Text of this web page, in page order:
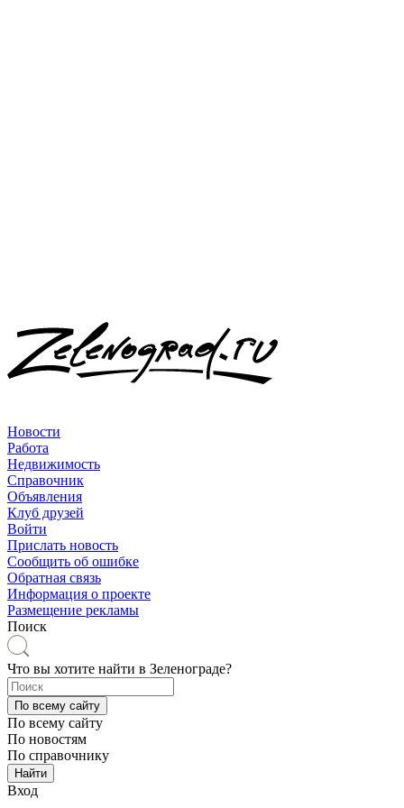
Новости
Работа
Недвижимость
Справочник
Объявления
Клуб друзей
Войти
Прислать новость
Сообщить об ошибке
Обратная связь
Информация о проекте
Размещение рекламы
Поиск
Что вы хотите найти в Зеленограде?
По всему сайту
По всему сайту
По новостям
По справочнику
Найти
Вход